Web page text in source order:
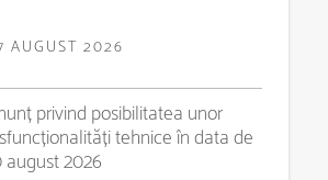
AUGUST 2026
privind posibilitatea unor
tehnice în data de
august 2026